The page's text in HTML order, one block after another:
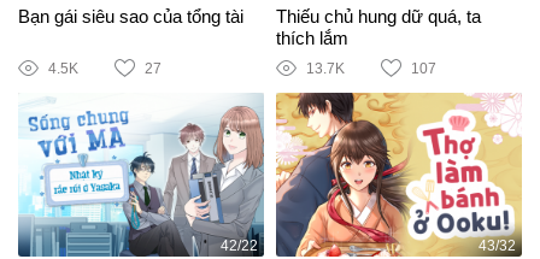
Bạn gái siêu sao của tổng tài
4.5K 27
Thiếu chủ hung dữ quá, ta
thích lắm
13.7K 107
42/22 43/32